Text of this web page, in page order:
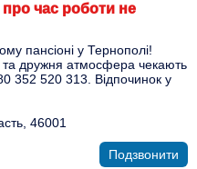
час роботи не
пансіоні у Тернополі!
та дружня атмосфера чекають
352 520 313. Відпочинок у
46001
Подзвонити